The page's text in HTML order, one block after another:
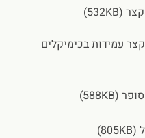
חוברת הפעלה ארקל "11/2 קצר עמידות בכימיקלים